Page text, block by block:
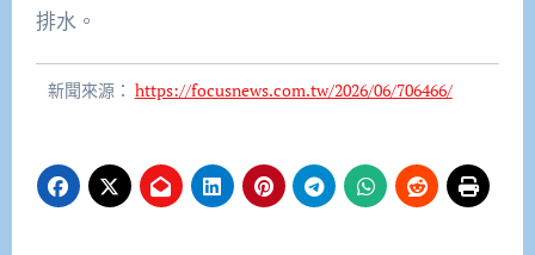
排水。
新聞來源： https://focusnews.com.tw/2026/06/706466/